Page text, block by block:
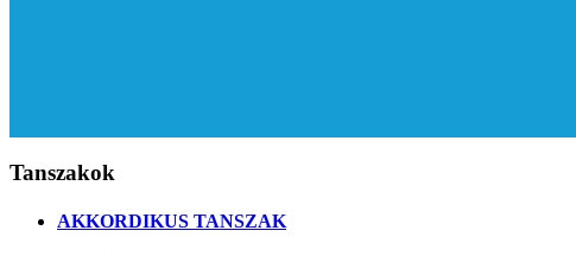
Tanszakok
AKKORDIKUS TANSZAK